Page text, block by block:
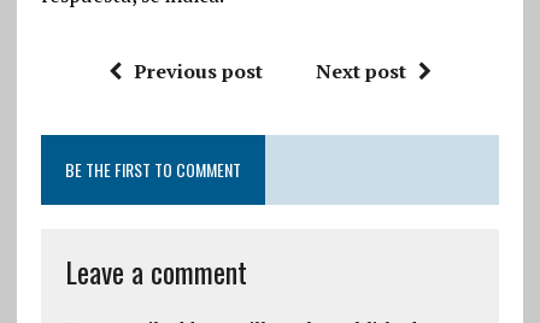
Previous post Next post
BE THE FIRST TO COMMENT
Leave a comment